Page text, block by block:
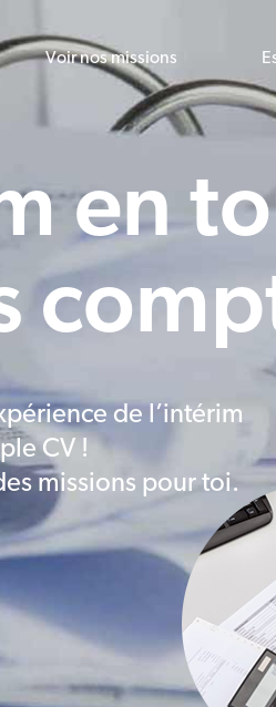
Voir nos missions
en
de l’intérim
CV !
missions pour toi.